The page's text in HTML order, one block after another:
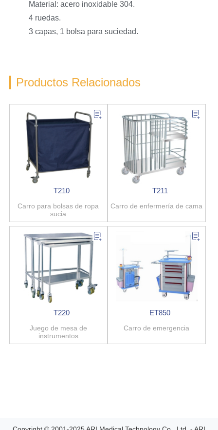
Material: acero inoxidable 304.
4 ruedas.
3 capas, 1 bolsa para suciedad.
Productos Relacionados
T210
Carro para bolsas de ropa
sucia
T211
Carro de enfermería de cama
T220
Juego de mesa de
instrumentos
ET850
Carro de emergencia